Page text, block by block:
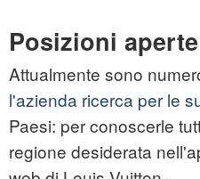
Posizioni
Attualmente sono
l'azienda ricerca per le
Paesi: per conoscerle
regione desiderata